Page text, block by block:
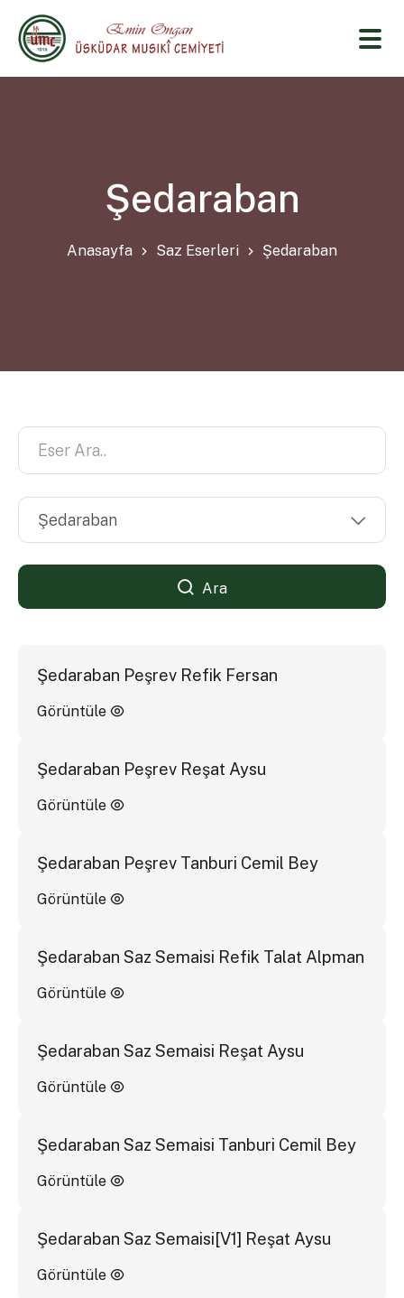
Şedaraban
Anasayfa Saz Eserleri Şedaraban
Ara
Şedaraban Peşrev Refik Fersan
Görüntüle
Şedaraban Peşrev Reşat Aysu
Görüntüle
Şedaraban Peşrev Tanburi Cemil Bey
Görüntüle
Şedaraban Saz Semaisi Refik Talat Alpman
Görüntüle
Şedaraban Saz Semaisi Reşat Aysu
Görüntüle
Şedaraban Saz Semaisi Tanburi Cemil Bey
Görüntüle
Şedaraban Saz Semaisi[V1] Reşat Aysu
Görüntüle